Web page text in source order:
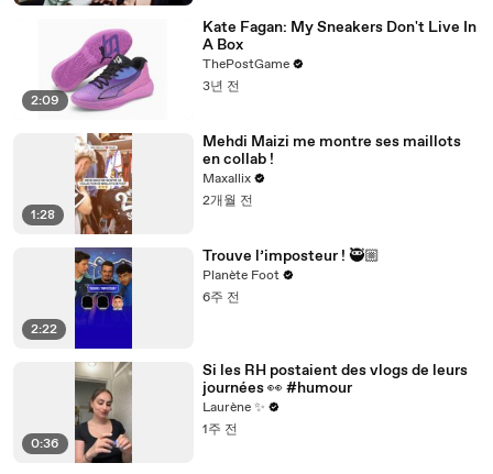
2:09
Kate Fagan: My Sneakers Don't Live In
A Box
ThePostGame
3년 전
1:28
Mehdi Maizi me montre ses maillots
en collab !
Maxallix
2개월 전
2:22
Trouve l’imposteur ! 🥷🏼
Planète Foot
6주 전
0:36
Si les RH postaient des vlogs de leurs
journées 👀 #humour
Laurène ✨
1주 전